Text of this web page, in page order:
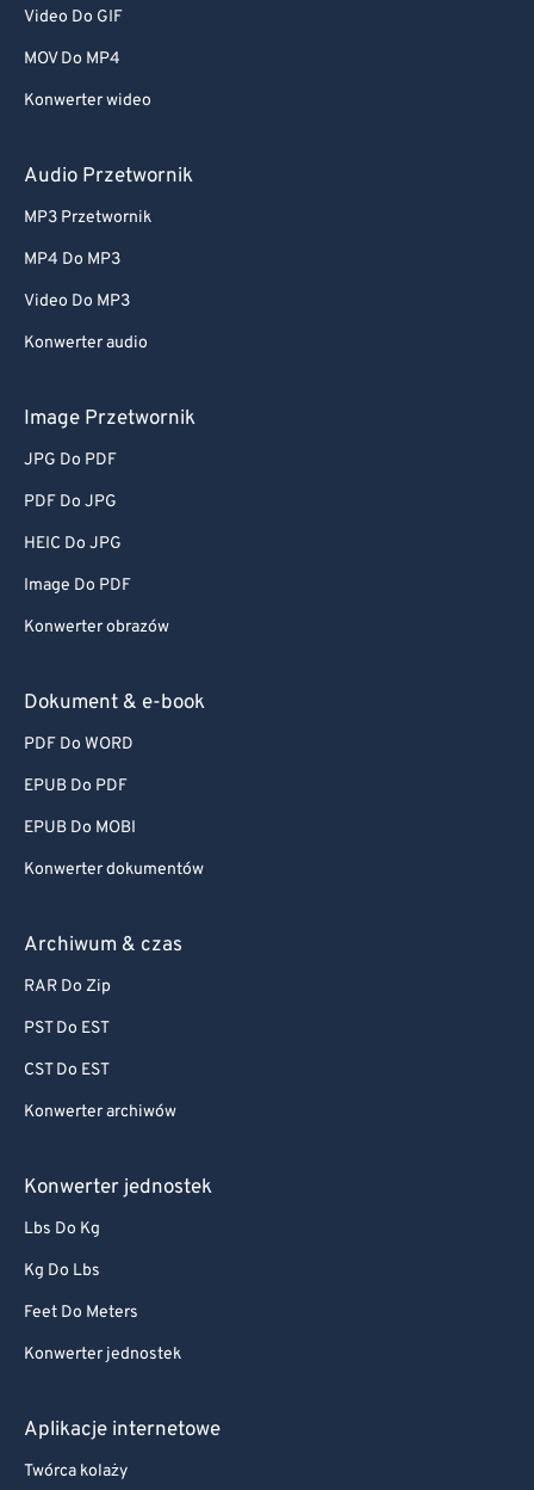
Video Do GIF
MOV Do MP4
Konwerter wideo
Audio Przetwornik
MP3 Przetwornik
MP4 Do MP3
Video Do MP3
Konwerter audio
Image Przetwornik
JPG Do PDF
PDF Do JPG
HEIC Do JPG
Image Do PDF
Konwerter obrazów
Dokument & e-book
PDF Do WORD
EPUB Do PDF
EPUB Do MOBI
Konwerter dokumentów
Archiwum & czas
RAR Do Zip
PST Do EST
CST Do EST
Konwerter archiwów
Konwerter jednostek
Lbs Do Kg
Kg Do Lbs
Feet Do Meters
Konwerter jednostek
Aplikacje internetowe
Twórca kolaży